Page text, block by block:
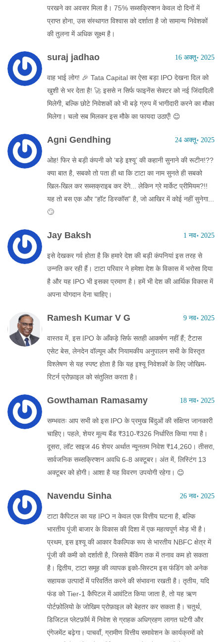
परखने का अवसर मिला है। 75% सब्सक्रिप्शन केवल दो दिनों में
प्राप्त होना, उस संस्थागत विश्वास को दर्शाता है जो सामान्य निवेशकों
की तुलना में अधिक सूक्ष्म है।
suraj jadhao 16 अक्तू॰ 2025
वाह भाई लोग! 🎉 Tata Capital का ऐसा बड़ा IPO देखना दिल को
खुशी से भर देता है! 🚀 इससे न सिर्फ फाइनेंस सेक्टर को नई जिंदादिली
मिलेगी, बल्कि छोटे निवेशकों को भी बड़े ग्रुप में भागीदारी करने का मौका
मिलेगा। चलो सब मिलकर इस मौके का फायदा उठाएँ! 😊
Agni Gendhing 24 अक्तू॰ 2025
ओह! फिर से बड़ी कंपनी को ‘बड़े इश्यू’ की कहानी सुनाने की रूटीन!??
क्या बात है, सबको तो पता ही था कि टाटा का नाम सुनते ही सबको
खिल-खिल कर सब्सक्राइब कर देंगे... लेकिन ग्रे मार्केट प्रीमियम?!!
यह तो बस एक और “हॉट डिस्कॉस” है, जो आखिर में कोई नहीं सुनेगा...
🙄
Jay Baksh 1 नव॰ 2025
इसे देखकर गर्व होता है कि हमारे देश की बड़ी कंपनियां इस तरह से
उन्नति कर रही हैं। टाटा परिवार ने हमेशा देश के विकास में भरोसा दिया
है और यह IPO भी इसका प्रमाण है। हमें भी देश की आर्थिक विकास में
अपना योगदान देना चाहिए।
Ramesh Kumar V G 9 नव॰ 2025
वास्तव में, इस IPO के आँकड़े सिर्फ सतही आकर्षण नहीं हैं; टैटास
एसेट बेस, लेनदेन वॉल्यूम और नियामकीय अनुपालन सभी के विस्तृत
विश्लेषण से यह स्पष्ट होता है कि यह इश्यू निवेशकों के लिए जोखिम-
रिटर्न प्रोफ़ाइल को संतुलित करता है।
Gowthaman Ramasamy 18 नव॰ 2025
सम्भवतः आप सभी को इस IPO के प्रमुख बिंदुओं की संक्षिप्त जानकारी
चाहिए। पहले, शेयर मूल्य बैंड ₹310‑₹326 निर्धारित किया गया है।
दूसरा, लॉट साइज 46 शेयर अर्थात न्यूनतम निवेश ₹14,260। तीसरा,
सार्वजनिक सब्सक्रिप्शन अवधि 6‑8 अक्टूबर। अंत में, लिस्टिंग 13
अक्टूबर को होगी। आशा है यह विवरण उपयोगी रहेगा। 😊
Navendu Sinha 26 नव॰ 2025
टाटा कैपिटल का यह IPO न केवल एक वित्तीय घटना है, बल्कि
भारतीय पूंजी बाजार के विकास की दिशा में एक महत्वपूर्ण मोड़ भी है।
प्रथम, इस इश्यू की आकार वैकल्पिक रूप से भारतीय NBFC क्षेत्र में
पूंजी की कमी को दर्शाती है, जिससे बैंकिंग तक में तनाव कम हो सकता
है। द्वितीय, टाटा समूह की व्यापक इको‑सिस्टम इस फंडिंग को अनेक
सहायक उत्पादों में परिवर्तित करने की संभावना रखती है। तृतीय, यदि
फंड को Tier‑1 कैपिटल में आवंटित किया जाता है, तो यह ऋण
पोर्टफ़ोलियो के जोखिम प्रोफ़ाइल को बेहतर कर सकता है। चतुर्थ,
डिजिटल प्लेटफ़ॉर्म में निवेश से ग्राहक अधिग्रहण लागत घटेगी और
एंगेजमेंट बढ़ेगा। पाचवाँ, ग्रामीण वित्तीय समावेशन के कार्यक्रमों को